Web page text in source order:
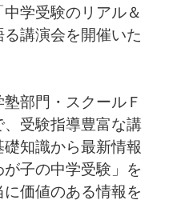
学受験のリアル＆
講演会を開催いた
部門・スクールＦ
受験指導豊富な講
知識から最新情報
子の中学受験」を
価値のある情報を